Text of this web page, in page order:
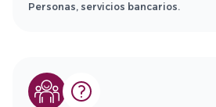
Personas, servicios bancarios.